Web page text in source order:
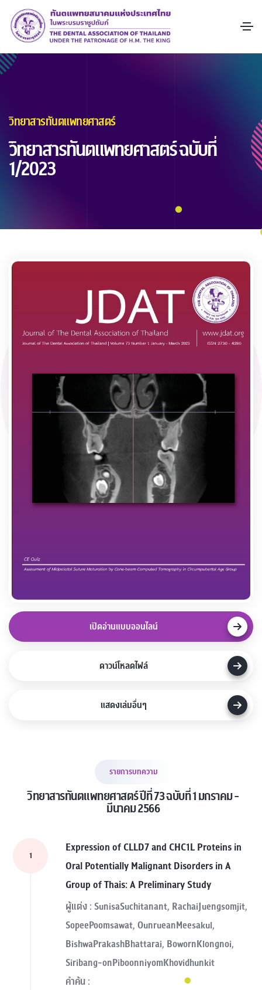
วิทยาสารทันตแพทยศาสตร์
วิทยาสารทันตแพทยศาสตร์ ฉบับที่
1/2023
เปิดอ่านแบบออนไลน์
ดาวน์โหลดไฟล์
แสดงเล่มอื่นๆ
รายการบทความ
วิทยาสารทันตแพทยศาสตร์ ปีที่ 73 ฉบับที่ 1 มกราคม -
มีนาคม 2566
1
Expression of CLLD7 and CHC1L Proteins in
Oral Potentially Malignant Disorders in A
Group of Thais: A Preliminary Study
ผู้แต่ง : SunisaSuchitanant, RachaiJuengsomjit,
SopeePoomsawat, OunrueanMeesakul,
BishwaPrakashBhattarai, BowornKlongnoi,
Siribang-onPiboonniyomKhovidhunkit
คำค้น :